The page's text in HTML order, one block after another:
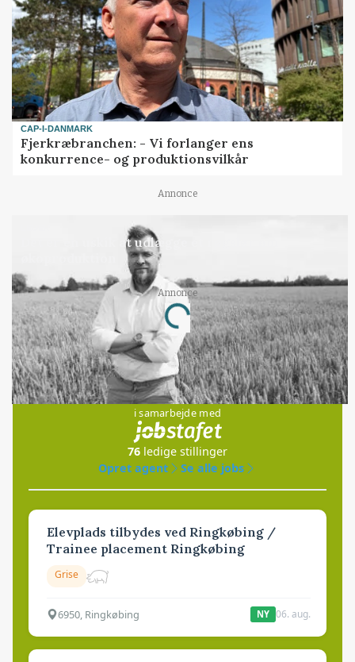
CAP-I-DANMARK
Fjerkræbranchen: - Vi forlanger ens
konkurrence- og produktionsvilkår
Annonce
Det er en uskik at udlægge et røgslør om
Annonce
Loading...
Jobs
i samarbejde med
76 ledige stillinger
Opret agent
Se alle jobs
Elevplads tilbydes ved Ringkøbing /
Trainee placement Ringkøbing
Grise
6950, Ringkøbing NY 06. aug.